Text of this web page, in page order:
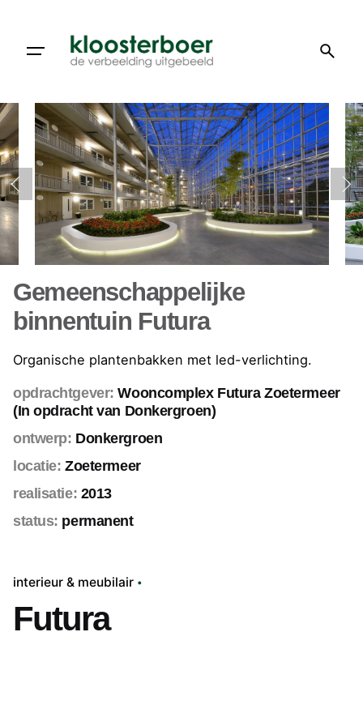
artikel
Gemeenschappelijke
binnentuin Futura
Organische plantenbakken met led-verlichting.
opdrachtgever: Wooncomplex Futura Zoetermeer
(In opdracht van Donkergroen)
ontwerp: Donkergroen
locatie: Zoetermeer
realisatie: 2013
status: permanent
interieur & meubilair
Futura